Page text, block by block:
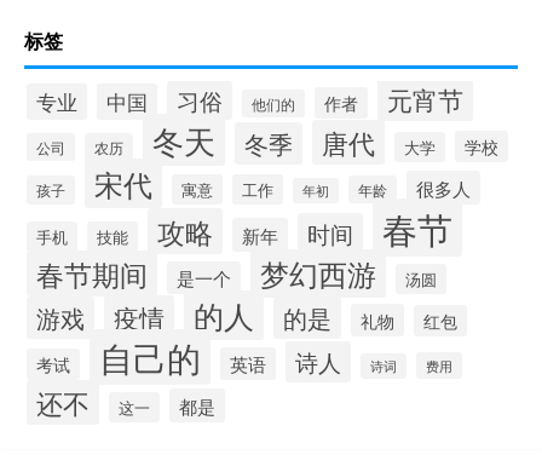
标签
专业 中国 习俗 他们的 作者 元宵节
公司 农历 冬天 冬季 唐代 大学 学校
孩子 宋代 寓意 工作 年初 年龄 很多人
手机 技能 攻略 新年 时间 春节
春节期间 是一个 梦幻西游 汤圆
游戏 疫情 的人 的是 礼物
红包
考试
自己的 英语 诗人 诗词 费用
还不 这一 都是